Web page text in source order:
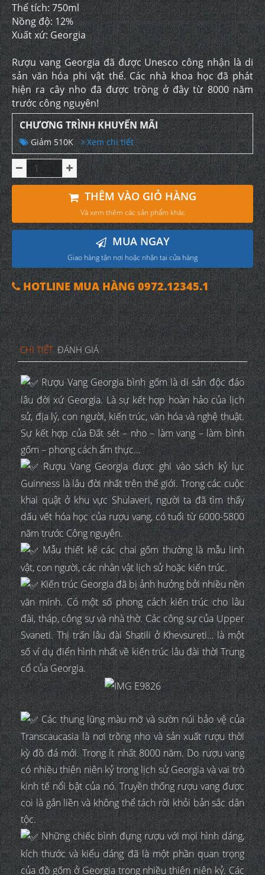
Thể tích: 750ml
Nồng độ: 12%
Xuất xứ: Georgia
Rượu vang Georgia đã được Unesco công nhận là di
sản văn hóa phi vật thể. Các nhà khoa học đã phát
hiện ra cây nho đã được trồng ở đây từ 8000 năm
trước công nguyên!
CHƯƠNG TRÌNH KHUYẾN MÃI
Giảm 510K Xem chi tiết
THÊM VÀO GIỎ HÀNG
Và xem thêm các sản phẩm khác
MUA NGAY
Giao hàng tận nơi hoặc nhận tại cửa hàng
HOTLINE MUA HÀNG 0972.12345.1
CHI TIẾT ĐÁNH GIÁ
Rượu Vang Georgia bình gốm là di sản độc đáo
lâu đời xứ Georgia. Là sự kết hợp hoàn hảo của lịch
sử, địa lý, con người, kiến trúc, văn hóa và nghệ thuật.
Sự kết hợp của Đất sét – nho – làm vang – làm bình
gốm – phong cách ẩm thực…
Rượu Vang Georgia được ghi vào sách kỷ lục
Guinness là lâu đời nhất trên thế giới. Trong các cuộc
khai quật ở khu vực Shulaveri, người ta đã tìm thấy
dấu vết hóa học của rượu vang, có tuổi từ 6000-5800
năm trước Công nguyên.
Mẫu thiết kế các chai gốm thường là mẫu linh
vật, con người, các nhân vật lịch sử hoặc kiến trúc.
Kiến trúc Georgia đã bị ảnh hưởng bởi nhiều nền
văn minh. Có một số phong cách kiến trúc cho lâu
đài, tháp, công sự và nhà thờ. Các công sự của Upper
Svaneti. Thị trấn lâu đài Shatili ở Khevsureti… là một
số ví dụ điển hình nhất về kiến trúc lâu đài thời Trung
cổ của Georgia.
Các thung lũng màu mỡ và sườn núi bảo vệ của
Transcaucasia là nơi trồng nho và sản xuất rượu thời
kỳ đồ đá mới. Trong ít nhất 8000 năm. Do rượu vang
có nhiều thiên niên kỷ trong lịch sử Georgia và vai trò
kinh tế nổi bật của nó. Truyền thống rượu vang được
coi là gắn liền và không thể tách rời khỏi bản sắc dân
tộc.
Những chiếc bình đựng rượu với mọi hình dáng,
kích thước và kiểu dáng đã là một phần quan trọng
của đồ gốm ở Georgia trong nhiều thiên niên kỷ. Các